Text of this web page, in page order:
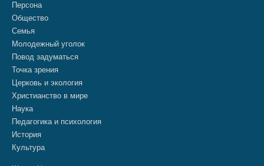
Персона
Общество
Семья
Молодежный уголок
Повод задуматься
Точка зрения
Церковь и экология
Христианство в мире
Наука
Педагогика и психология
История
Культура